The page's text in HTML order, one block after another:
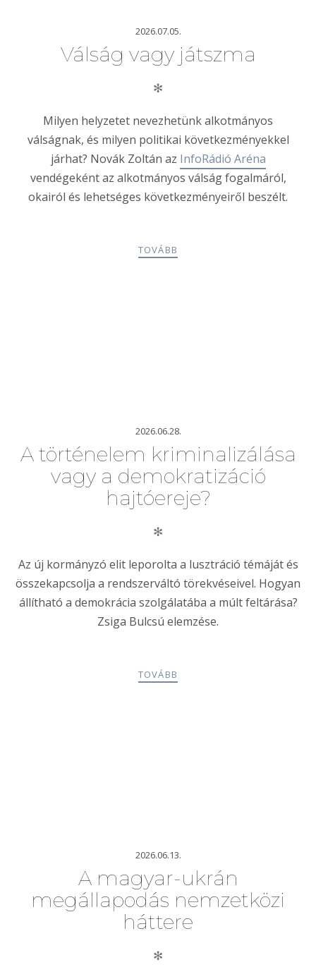
2026.07.05.
Válság vagy játszma
✻
Milyen helyzetet nevezhetünk alkotmányos
válságnak, és milyen politikai következményekkel
járhat? Novák Zoltán az InfoRádió Aréna
vendégeként az alkotmányos válság fogalmáról,
okairól és lehetséges következményeiről beszélt.
TOVÁBB
2026.06.28.
A történelem kriminalizálása
vagy a demokratizáció
hajtóereje?
✻
Az új kormányzó elit leporolta a lusztráció témáját és
összekapcsolja a rendszerváltó törekvéseivel. Hogyan
állítható a demokrácia szolgálatába a múlt feltárása?
Zsiga Bulcsú elemzése.
TOVÁBB
2026.06.13.
A magyar-ukrán
megállapodás nemzetközi
háttere
✻